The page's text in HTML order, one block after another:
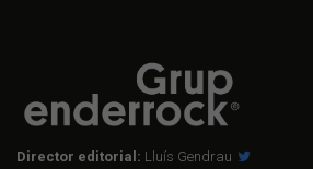
Director editorial: Lluís Gendrau